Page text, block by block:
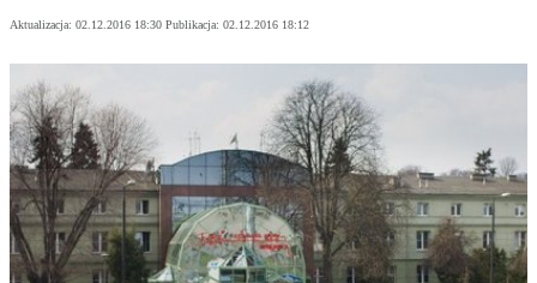
Aktualizacja: 02.12.2016 18:30 Publikacja: 02.12.2016 18:12